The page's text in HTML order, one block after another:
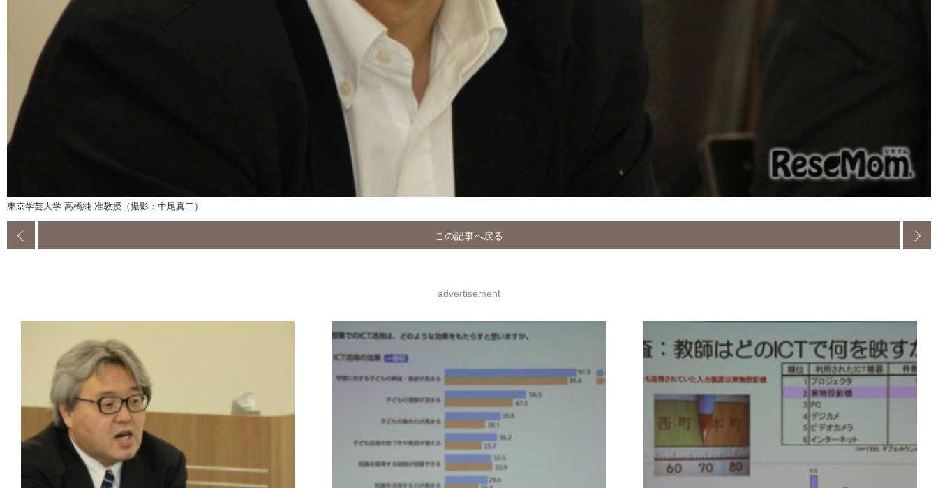
東京学芸大学 高橋純 准教授（撮影：中尾真二）
この記事へ戻る
advertisement